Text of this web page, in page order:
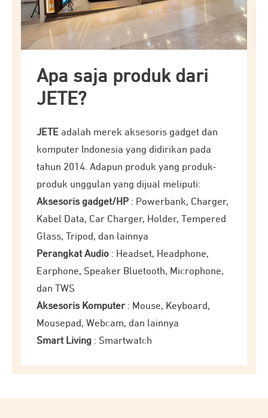
Apa saja produk dari
JETE?
JETE adalah merek aksesoris gadget dan
komputer Indonesia yang didirikan pada
tahun 2014. Adapun produk yang produk-
produk unggulan yang dijual meliputi:
Aksesoris gadget/HP : Powerbank, Charger,
Kabel Data, Car Charger, Holder, Tempered
Glass, Tripod, dan lainnya
Perangkat Audio : Headset, Headphone,
Earphone, Speaker Bluetooth, Microphone,
dan TWS
Aksesoris Komputer : Mouse, Keyboard,
Mousepad, Webcam, dan lainnya
Smart Living : Smartwatch